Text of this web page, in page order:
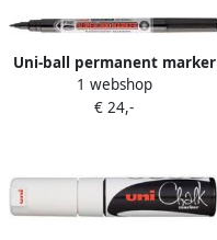
Uni-ball permanent marker
Super Ink zwart
1 webshop
€ 24,-